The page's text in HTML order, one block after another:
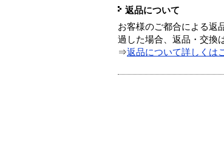
返品について
お客様のご都合による返
過した場合、返品・交換
⇒返品について詳しくは